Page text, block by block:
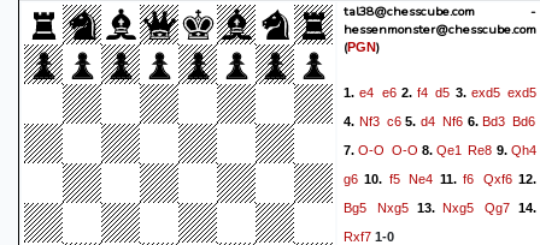
tal38@chesscube.com -
hessenmonster@chesscube.com
(PGN)
1.e4 e62. f4 d5 3. exd5 exd5
4. Nf3 c65.d4 Nf66.Bd3 Bd6
7.O-O O-O 8. Qe1 Re8 9. Qh4
g6 10. f5 Ne4 11.f6 Qxf612.
Bg5
Nxg513.Nxg5 Qg7 14.
Rxf7 1-0